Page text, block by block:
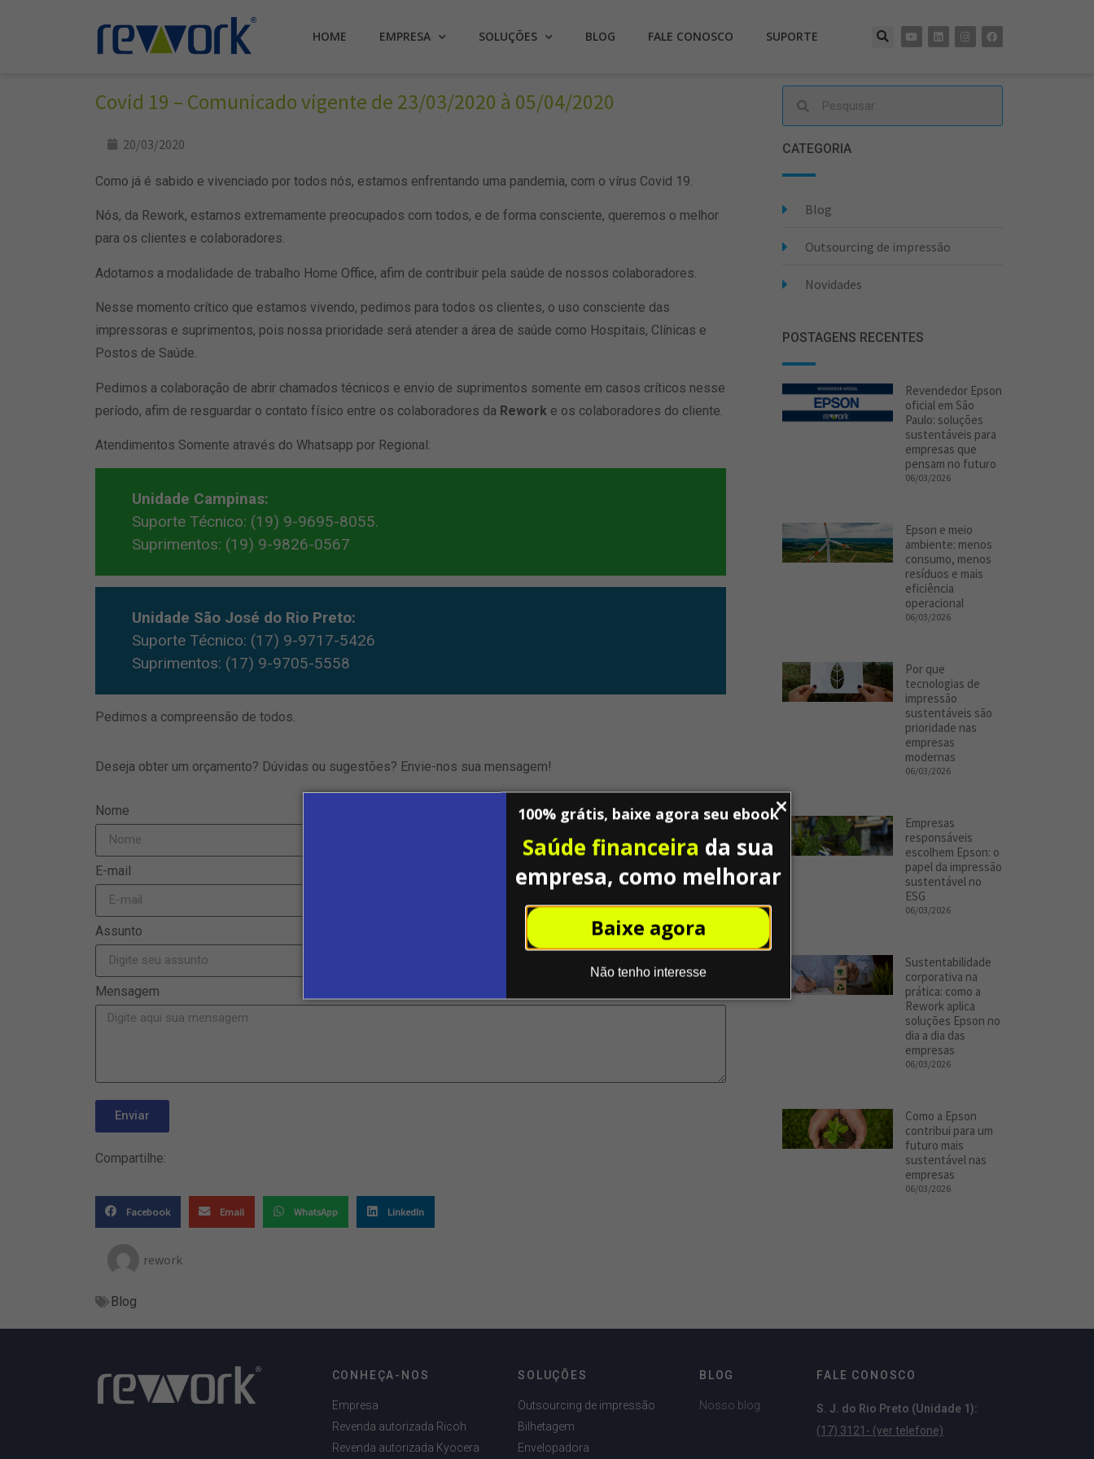
100% grátis, baixe agora seu ebook
Saúde financeira da sua
empresa, como melhorar
Baixe agora
Não tenho interesse
HOME EMPRESA SOLUÇÕES BLOG FALE CONOSCO SUPORTE
Covid 19 – Comunicado vigente de 23/03/2020 à 05/04/2020
20/03/2020
Como já é sabido e vivenciado por todos nós, estamos enfrentando uma pandemia, com o vírus Covid 19.
Nós, da Rework, estamos extremamente preocupados com todos, e de forma consciente, queremos o melhor
para os clientes e colaboradores.
Adotamos a modalidade de trabalho Home Office, afim de contribuir pela saúde de nossos colaboradores.
Nesse momento crítico que estamos vivendo, pedimos para todos os clientes, o uso consciente das
impressoras e suprimentos, pois nossa prioridade será atender a área de saúde como Hospitais, Clínicas e
Postos de Saúde.
Pedimos a colaboração de abrir chamados técnicos e envio de suprimentos somente em casos críticos nesse
período, afim de resguardar o contato físico entre os colaboradores da Rework e os colaboradores do cliente.
Atendimentos Somente através do Whatsapp por Regional:
Unidade Campinas:
Suporte Técnico: (19) 9-9695-8055.
Suprimentos: (19) 9-9826-0567
Unidade São José do Rio Preto:
Suporte Técnico: (17) 9-9717-5426
Suprimentos: (17) 9-9705-5558
Pedimos a compreensão de todos.
Deseja obter um orçamento? Dúvidas ou sugestões? Envie-nos sua mensagem!
Nome
E-mail
Assunto
Mensagem
Enviar
Compartilhe:
Facebook Email WhatsApp LinkedIn
rework
Blog
CATEGORIA
Blog
Outsourcing de impressão
Novidades
POSTAGENS RECENTES
Revendedor Epson
oficial em São
Paulo: soluções
sustentáveis para
empresas que
pensam no futuro
06/03/2026
Epson e meio
ambiente: menos
consumo, menos
resíduos e mais
eficiência
operacional
06/03/2026
Por que
tecnologias de
impressão
sustentáveis são
prioridade nas
empresas
modernas
06/03/2026
Empresas
responsáveis
escolhem Epson: o
papel da impressão
sustentável no
ESG
06/03/2026
Sustentabilidade
corporativa na
prática: como a
Rework aplica
soluções Epson no
dia a dia das
empresas
06/03/2026
Como a Epson
contribui para um
futuro mais
sustentável nas
empresas
06/03/2026
CONHEÇA-NOS
Empresa
Revenda autorizada Ricoh
Revenda autorizada Kyocera
SOLUÇÕES
Outsourcing de impressão
Bilhetagem
Envelopadora
BLOG
Nosso blog
FALE CONOSCO
S. J. do Rio Preto (Unidade 1):
(17) 3121- (ver telefone)